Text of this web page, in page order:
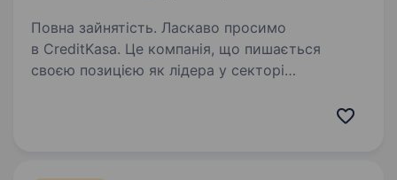
Повна зайнятість. Ласкаво просимо
в CreditKasa. Це компанія, що пишається
своєю позицією як лідера у секторі